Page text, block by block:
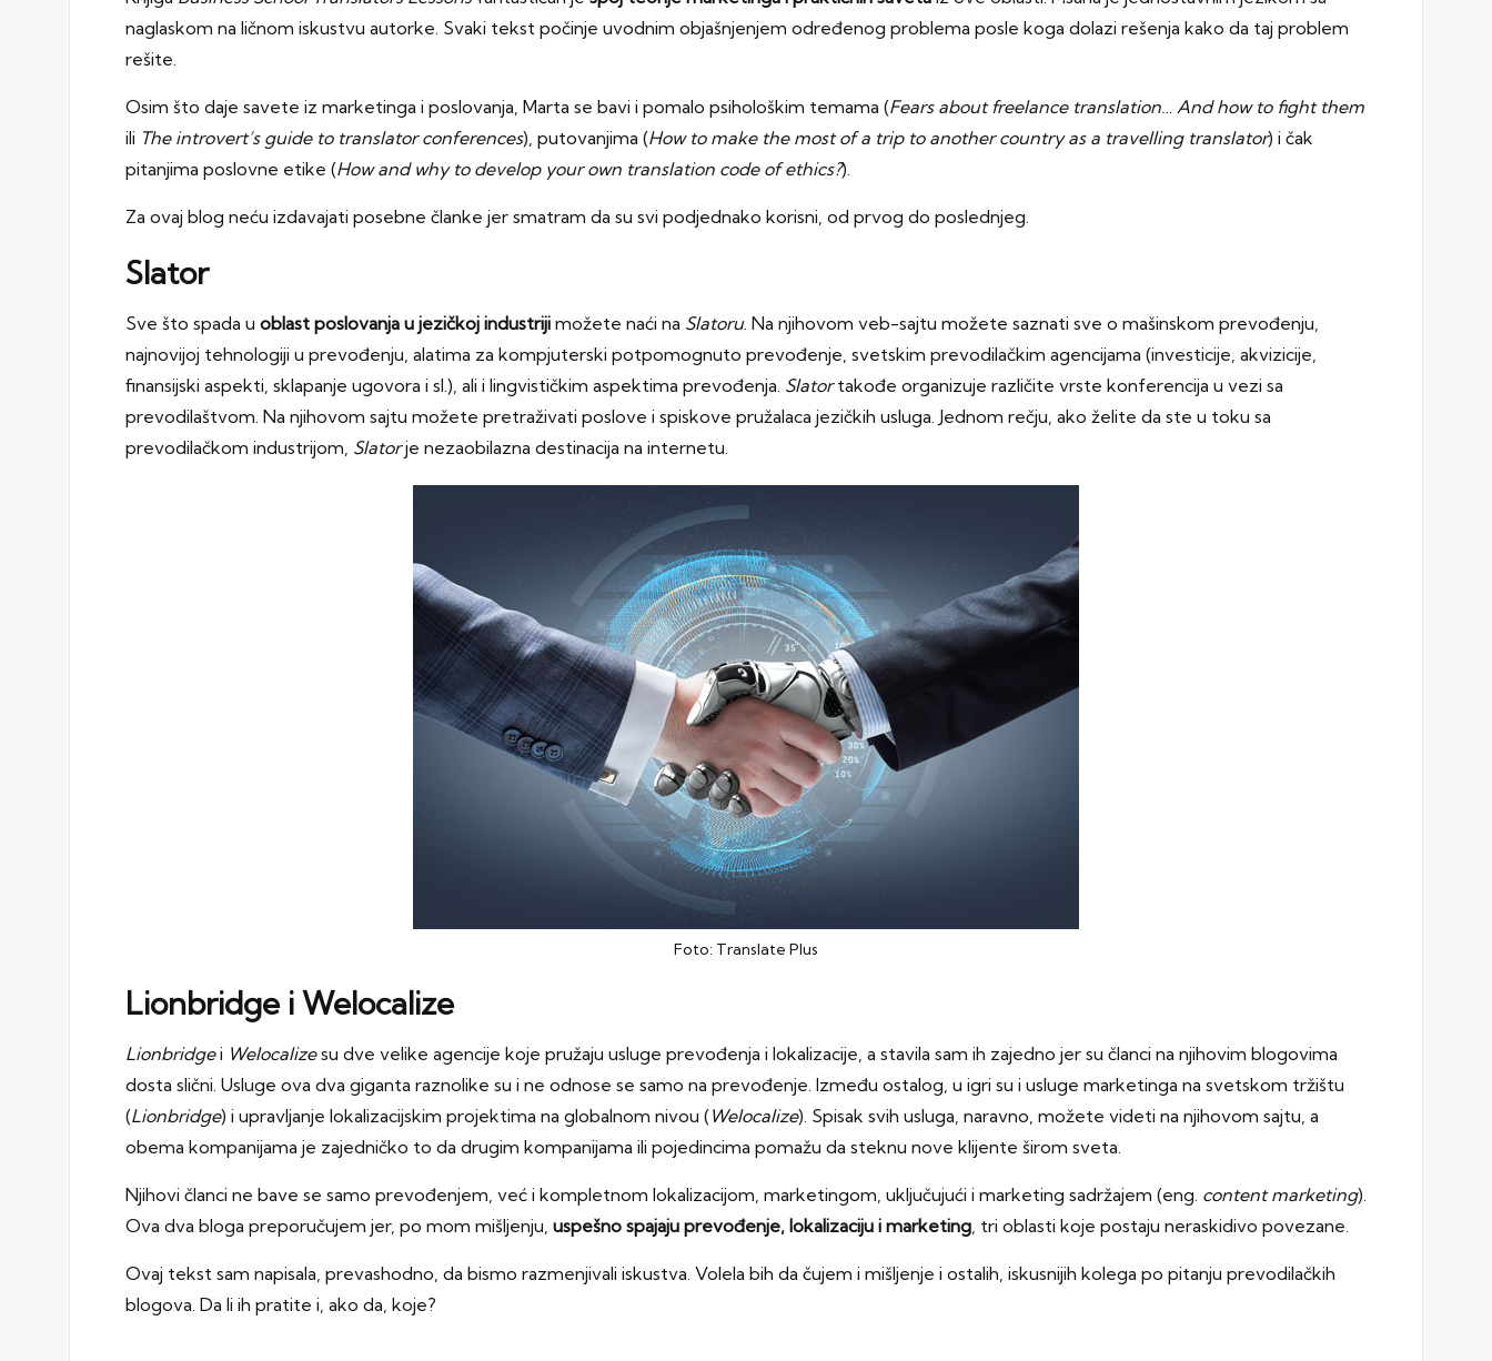
naglaskom na ličnom iskustvu autorke. Svaki tekst počinje uvodnim objašnjenjem određenog problema posle koga dolazi rešenja kako da taj problem
rešite.
Osim što daje savete iz marketinga i poslovanja, Marta se bavi i pomalo psihološkim temama (Fears about freelance translation… And how to fight them
ili The introvert’s guide to translator conferences), putovanjima (How to make the most of a trip to another country as a travelling translator) i čak
pitanjima poslovne etike (How and why to develop your own translation code of ethics?).
Za ovaj blog neću izdavajati posebne članke jer smatram da su svi podjednako korisni, od prvog do poslednjeg.
Slator
Sve što spada u oblast poslovanja u jezičkoj industriji možete naći na Slatoru. Na njihovom veb-sajtu možete saznati sve o mašinskom prevođenju,
najnovijoj tehnologiji u prevođenju, alatima za kompjuterski potpomognuto prevođenje, svetskim prevodilačkim agencijama (investicije, akvizicije,
finansijski aspekti, sklapanje ugovora i sl.), ali i lingvističkim aspektima prevođenja. Slatortakođe organizuje različite vrste konferencija u vezi sa
prevodilaštvom. Na njihovom sajtu možete pretraživati poslove i spiskove pružalaca jezičkih usluga. Jednom rečju, ako želite da ste u toku sa
prevodilačkom industrijom, Slatorje nezaobilazna destinacija na internetu.
Foto: Translate Plus
Lionbridgei Welocalize
Lionbridgei Welocalizesu dve velike agencije koje pružaju usluge prevođenja i lokalizacije, a stavila sam ih zajedno jer su članci na njihovim blogovima
dosta slični. Usluge ova dva giganta raznolike su i ne odnose se samo na prevođenje. Između ostalog, u igri su i usluge marketinga na svetskom tržištu
(Lionbridge) i upravljanje lokalizacijskim projektima na globalnom nivou (Welocalize). Spisak svih usluga, naravno, možete videti na njihovom sajtu, a
obema kompanijama je zajedničko to da drugim kompanijama ili pojedincima pomažu da steknu nove klijente širom sveta.
Njihovi članci ne bave se samo prevođenjem, već i kompletnom lokalizacijom, marketingom, uključujući i marketing sadržajem (eng. content marketing).
Ova dva bloga preporučujem jer, po mom mišljenju, uspešno spajaju prevođenje, lokalizaciju i marketing , tri oblasti koje postaju neraskidivo povezane.
Ovaj tekst sam napisala, prevashodno, da bismo razmenjivali iskustva. Volela bih da čujem i mišljenje i ostalih, iskusnijih kolega po pitanju prevodilačkih
blogova. Da li ih pratite i, ako da, koje?